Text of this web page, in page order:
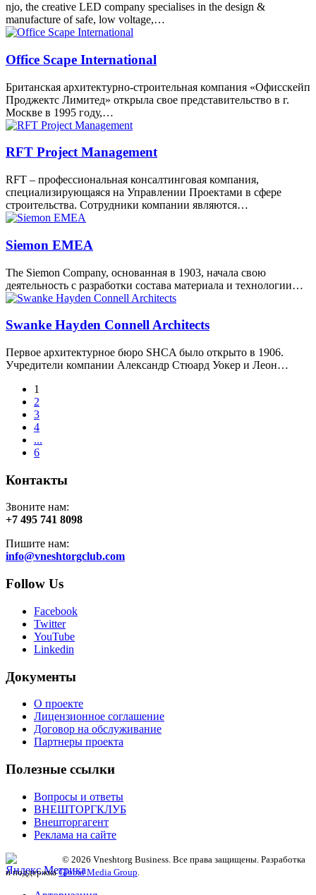
njo, the creative LED company specialises in the design &
manufacture of safe, low voltage,…
Office Scape International
Британская архитектурно-строительная компания «Офисскейп
Проджектс Лимитед» открыла свое представительство в г.
Москве в 1995 году,…
RFT Project Management
RFT – профессиональная консалтинговая компания,
специализирующаяся на Управлении Проектами в сфере
строительства. Сотрудники компании являются…
Siemon EMEA
The Siemon Company, основанная в 1903, начала свою
деятельность с разработки состава материала и технологии…
Swanke Hayden Connell Architects
Первое архитектурное бюро SHCA было открыто в 1906.
Учредители компании Александр Стюард Уокер и Леон…
1
2
3
4
...
6
Контакты
Звоните нам:
+7 495 741 8098
Пишите нам:
info@vneshtorgclub.com
Follow Us
Facebook
Twitter
YouTube
Linkedin
Документы
О проекте
Лицензионное соглашение
Договор на обслуживание
Партнеры проекта
Полезные ссылки
Вопросы и ответы
ВНЕШТОРГКЛУБ
Внешторгагент
Реклама на сайте
© 2026 Vneshtorg Business. Все права защищены. Разработка
и поддержкаGlobal Media Group